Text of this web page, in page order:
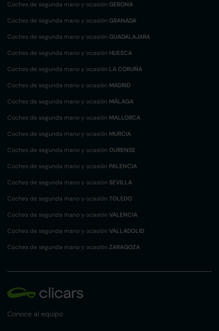
Coches de segunda mano y ocasión GERONA
Coches de segunda mano y ocasión GRANADA
Coches de segunda mano y ocasión GUADALAJARA
Coches de segunda mano y ocasión HUESCA
Coches de segunda mano y ocasión LA CORUÑA
Coches de segunda mano y ocasión MADRID
Coches de segunda mano y ocasión MÁLAGA
Coches de segunda mano y ocasión MALLORCA
Coches de segunda mano y ocasión MURCIA
Coches de segunda mano y ocasión OURENSE
Coches de segunda mano y ocasión PALENCIA
Coches de segunda mano y ocasión SEVILLA
Coches de segunda mano y ocasión TOLEDO
Coches de segunda mano y ocasión VALENCIA
Coches de segunda mano y ocasión VALLADOLID
Coches de segunda mano y ocasión ZARAGOZA
Conoce al equipo